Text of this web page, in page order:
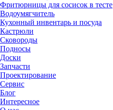
Фритюрницы для сосисок в тесте
Водоумягчитель
Кухонный инвентарь и посуда
Кастрюли
Сковороды
Подносы
Доски
Запчасти
Проектирование
Сервис
Блог
Интересное